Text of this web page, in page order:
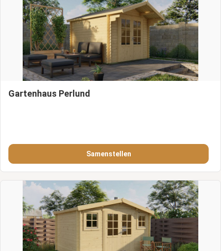
Gartenhaus Perlund
Samenstellen